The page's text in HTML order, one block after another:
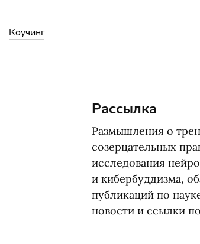
Коучинг
Рассылка
Размышления о
созерцательных
исследования
и кибербуддизма,
публикаций по
новости и ссылки